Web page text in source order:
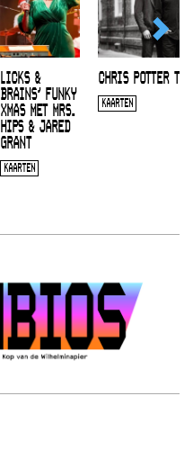
LICKS &
BRAINS’ FUNKY
XMAS MET MRS.
HIPS & JARED
GRANT
KAARTEN
CHRIS POTTER
KAARTEN